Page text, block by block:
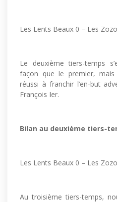
Les Lents Beaux 0 – Les
Le deuxième tiers-temps
façon que le premier,
réussi à franchir l’en-but
François Ier.
Bilan au deuxième tiers-
Les Lents Beaux 0 – Les
Au troisième tiers-temps,